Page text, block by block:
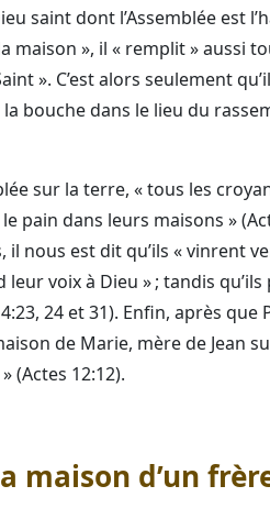
saint dont l’Assemblée est
», il « remplit » aussi
». C’est alors seulement
bouche dans le lieu du
sur la terre, « tous les
pain dans leurs maisons »
nous est dit qu’ils « vinrent
voix à Dieu » ; tandis
24 et 31). Enfin, après que
de Marie, mère de Jean
(Actes 12:12).
maison d’un